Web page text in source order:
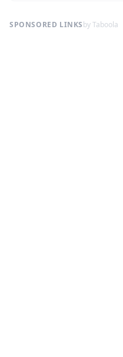
SPONSORED LINKSby Taboola